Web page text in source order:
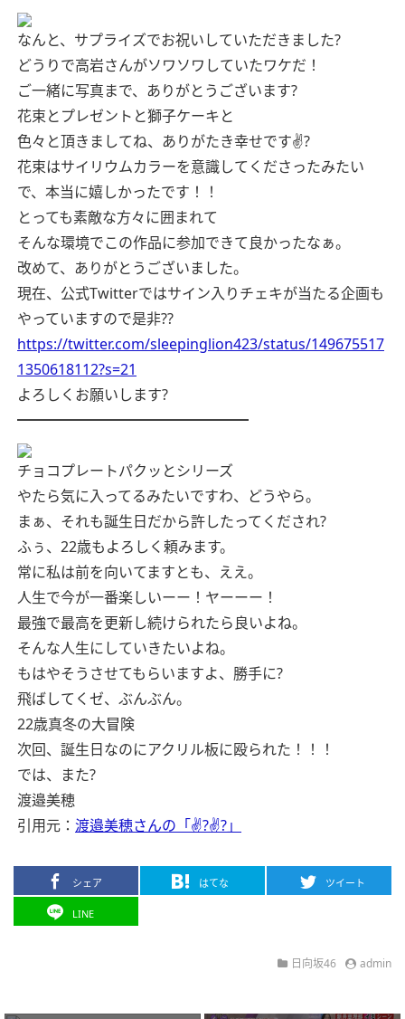
なんと、サプライズでお祝いしていただきました?
どうりで高岩さんがソワソワしていたワケだ！
ご一緒に写真まで、ありがとうございます?
花束とプレゼントと獅子ケーキと
色々と頂きましてね、ありがたき幸せです✌?
花束はサイリウムカラーを意識してくださったみたい
で、本当に嬉しかったです！！
とっても素敵な方々に囲まれて
そんな環境でこの作品に参加できて良かったなぁ。
改めて、ありがとうございました。
現在、公式Twitterではサイン入りチェキが当たる企画も
やっていますので是非??
https://twitter.com/sleepinglion423/status/149675517
1350618112?s=21
よろしくお願いします?
━━━━━━━━━━━━━━━━
チョコプレートパクッとシリーズ
やたら気に入ってるみたいですわ、どうやら。
まぁ、それも誕生日だから許したってくだされ?
ふぅ、22歳もよろしく頼みます。
常に私は前を向いてますとも、ええ。
人生で今が一番楽しいーー！ヤーーー！
最強で最高を更新し続けられたら良いよね。
そんな人生にしていきたいよね。
もはやそうさせてもらいますよ、勝手に?
飛ばしてくゼ、ぶんぶん。
22歳真冬の大冒険
次回、誕生日なのにアクリル板に殴られた！！！
では、また?
渡邉美穂
引用元： 渡邉美穂さんの「✌?✌?」
シェア はてな ツイート
LINE
日向坂46 admin